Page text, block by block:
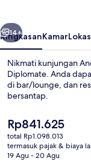
Berikutnya
14+
RingkasanKamar
Nikmati kunjungan
Diplomate. Anda
di bar/lounge, dan
bersantap.
Harga
saat
ini
Rp841.625
Rp841.625
total Rp1.098.013
termasuk pajak & biaya
19 Agu - 20 Agu